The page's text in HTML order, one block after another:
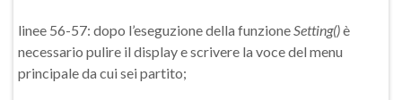
linee 56-57: dopo l’eseguzione della funzioneSetting()è
necessario pulire il display e scrivere la voce del menu
principale da cui sei partito;